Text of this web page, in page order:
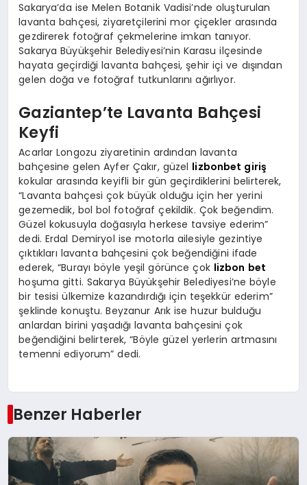
Sakarya’da ise Melen Botanik Vadisi’nde oluşturulan
lavanta bahçesi, ziyaretçilerini mor çiçekler arasında
gezdirerek fotoğraf çekmelerine imkan tanıyor.
Sakarya Büyükşehir Belediyesi’nin Karasu ilçesinde
hayata geçirdiği lavanta bahçesi, şehir içi ve dışından
gelen doğa ve fotoğraf tutkunlarını ağırlıyor.
Gaziantep’te Lavanta Bahçesi
Keyfi
Acarlar Longozu ziyaretinin ardından lavanta
bahçesine gelen Ayfer Çakır, güzel lizbonbet giriş
kokular arasında keyifli bir gün geçirdiklerini belirterek,
“Lavanta bahçesi çok büyük olduğu için her yerini
gezemedik, bol bol fotoğraf çekildik. Çok beğendim.
Güzel kokusuyla doğasıyla herkese tavsiye ederim”
dedi. Erdal Demiryol ise motorla ailesiyle gezintiye
çıktıkları lavanta bahçesini çok beğendiğini ifade
ederek, “Burayı böyle yeşil görünce çok lizbon bet
hoşuma gitti. Sakarya Büyükşehir Belediyesi’ne böyle
bir tesisi ülkemize kazandırdığı için teşekkür ederim”
şeklinde konuştu. Beyzanur Arık ise huzur bulduğu
anlardan birini yaşadığı lavanta bahçesini çok
beğendiğini belirterek, “Böyle güzel yerlerin artmasını
temenni ediyorum” dedi.
Benzer Haberler